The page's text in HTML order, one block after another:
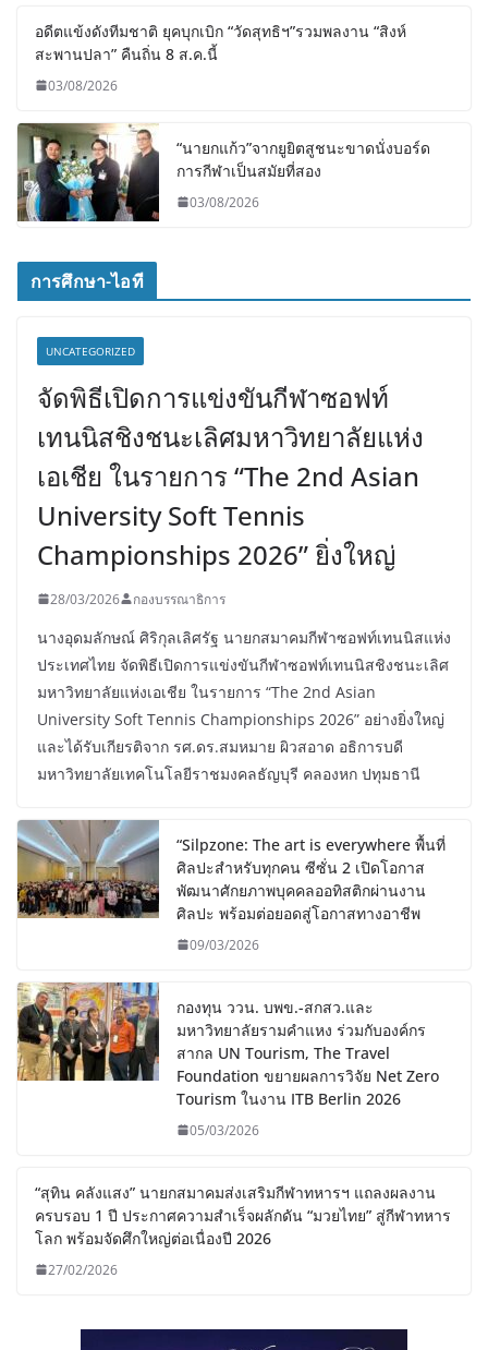
อดีตแข้งดังทีมชาติ ยุคบุกเบิก “วัดสุทธิฯ”รวมพลงาน “สิงห์
สะพานปลา” คืนถิ่น 8 ส.ค.นี้
03/08/2026
“นายกแก้ว”จากยูยิตสูชนะขาดนั่งบอร์ด
การกีฬาเป็นสมัยที่สอง
03/08/2026
การศึกษา-ไอที
UNCATEGORIZED
จัดพิธีเปิดการแข่งขันกีฬาซอฟท์
เทนนิสชิงชนะเลิศมหาวิทยาลัยแห่ง
เอเชีย ในรายการ “The 2nd Asian
University Soft Tennis
Championships 2026” ยิ่งใหญ่
28/03/2026 กองบรรณาธิการ
นางอุดมลักษณ์ ศิริกุลเลิศรัฐ นายกสมาคมกีฬาซอฟท์เทนนิสแห่ง
ประเทศไทย จัดพิธีเปิดการแข่งขันกีฬาซอฟท์เทนนิสชิงชนะเลิศ
มหาวิทยาลัยแห่งเอเชีย ในรายการ “The 2nd Asian
University Soft Tennis Championships 2026” อย่างยิ่งใหญ่
และได้รับเกียรติจาก รศ.ดร.สมหมาย ผิวสอาด อธิการบดี
มหาวิทยาลัยเทคโนโลยีราชมงคลธัญบุรี คลองหก ปทุมธานี
“Silpzone: The art is everywhere พื้นที่
ศิลปะสำหรับทุกคน ซีซั่น 2 เปิดโอกาส
พัฒนาศักยภาพบุคคลออทิสติกผ่านงาน
ศิลปะ พร้อมต่อยอดสู่โอกาสทางอาชีพ
09/03/2026
กองทุน ววน. บพข.-สกสว.และ
มหาวิทยาลัยรามคำแหง ร่วมกับองค์กร
สากล UN Tourism, The Travel
Foundation ขยายผลการวิจัย Net Zero
Tourism ในงาน ITB Berlin 2026
05/03/2026
“สุทิน คลังแสง” นายกสมาคมส่งเสริมกีฬาทหารฯ แถลงผลงาน
ครบรอบ 1 ปี ประกาศความสำเร็จผลักดัน “มวยไทย” สู่กีฬาทหาร
โลก พร้อมจัดศึกใหญ่ต่อเนื่องปี 2026
27/02/2026